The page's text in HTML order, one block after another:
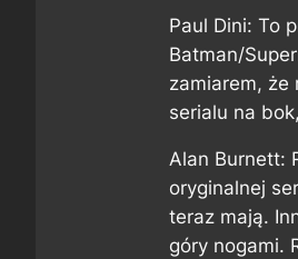
Paul Dini: To
Batman/
zamiarem, że
serialu na
Alan Burnett:
oryginalnej
teraz mają.
góry nogami.